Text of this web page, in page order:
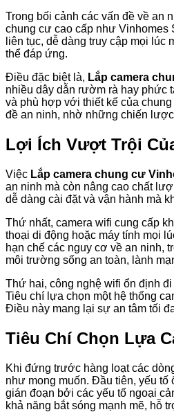
Trong bối cảnh các vấn đề về an
chung cư cao cấp như Vinhomes
liên tục, dễ dàng truy cập mọi
thể đáp ứng.
Điều đặc biệt là, Lắp camera
nhiều dây dẫn rườm rà hay phức
và phù hợp với thiết kế của
đề an ninh, nhờ những chiến
Lợi Ích Vượt Trội
Việc Lắp camera chung cư
an ninh mà còn nâng cao chất
dễ dàng cài đặt và vận hành mà
Thứ nhất, camera wifi cung cấp
thoại di động hoặc máy tính mọi
hạn chế các nguy cơ về an ninh,
môi trường sống an toàn, lành
Thứ hai, công nghệ wifi ổn định
Tiêu chí lựa chọn một hệ thống
Điều này mang lại sự an tâm tối
Tiêu Chí Chọn Lựa
Khi đứng trước hàng loạt các
như mong muốn. Đầu tiên, yếu tố
gián đoạn bởi các yếu tố ngoại
khả năng bắt sóng mạnh mẽ, hỗ